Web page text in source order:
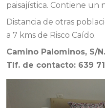
paisajística. Contiene un
Distancia de otras
a 7 kms de Risco Caído.
Camino Palominos, S/
Tlf. de contacto: 639